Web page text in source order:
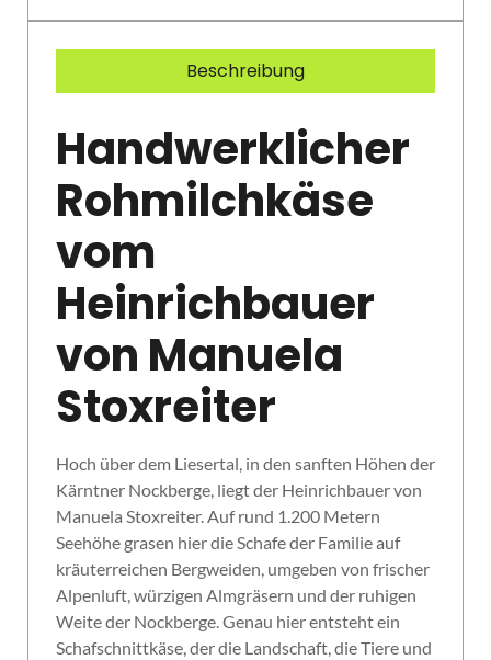
Beschreibung
Handwerklicher
Rohmilchkäse
vom
Heinrichbauer
von Manuela
Stoxreiter
Hoch über dem Liesertal, in den sanften Höhen der
Kärntner Nockberge, liegt der Heinrichbauer von
Manuela Stoxreiter. Auf rund 1.200 Metern
Seehöhe grasen hier die Schafe der Familie auf
kräuterreichen Bergweiden, umgeben von frischer
Alpenluft, würzigen Almgräsern und der ruhigen
Weite der Nockberge. Genau hier entsteht ein
Schafschnittkäse, der die Landschaft, die Tiere und